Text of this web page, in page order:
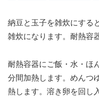
納豆と玉子を雑炊にする
雑炊になります。耐熱容
耐熱容器にご飯・水・ほ
分間加熱します。めんつ
熱します。溶き卵を回し